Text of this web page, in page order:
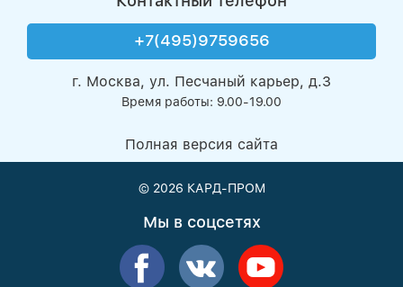
+7(495)9759656
г. Москва, ул. Песчаный карьер, д.3
Время работы: 9.00-19.00
Полная версия сайта
© 2026 КАРД-ПРОМ
Мы в соцсетях